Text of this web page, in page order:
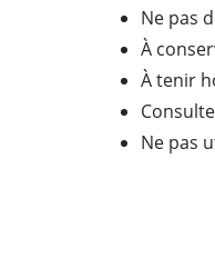
Ne pas
À
À tenir
Ne pas